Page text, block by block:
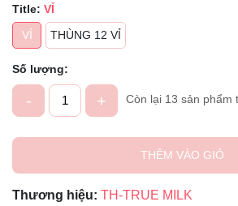
Title: VỈ
VỈ
THÙNG 12 VỈ
Số lượng:
- + Còn lại 13 sản phẩm
THÊM VÀO GIỎ
Thương hiệu: TH-TRUE MILK